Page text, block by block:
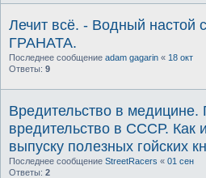
Лечит всё. - Водный настой
ГРАНАТА.
Последнее сообщение adam gagarin « 18 окт
Ответы: 9
Вредительство в медицине.
вредительство в СССР. Как
выпуску полезных гойских
Последнее сообщение StreetRacers « 01 сен
Ответы: 2